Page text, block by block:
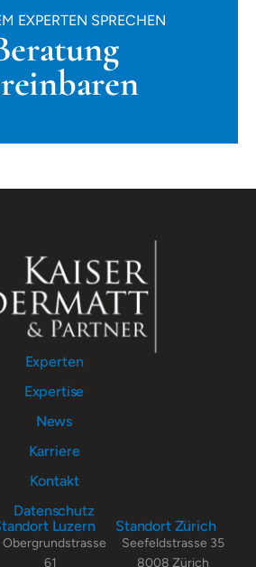
EXPERTEN SPRECHEN
Experten
Expertise
News
Karriere
Kontakt
Datenschutz
Luzern
Obergrundstrasse
61
Standort Zürich
Seefeldstrasse 35
8008 Zürich